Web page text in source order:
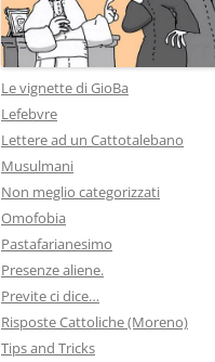
Le vignette di GioBa
Lefebvre
Lettere ad un Cattotalebano
Musulmani
Non meglio categorizzati
Omofobia
Pastafarianesimo
Presenze aliene.
Previte ci dice…
Risposte Cattoliche (Moreno)
Tips and Tricks